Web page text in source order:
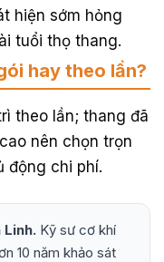
hiện sớm hỏng
tuổi thọ thang.
hay theo lần?
theo lần; thang đã
nên chọn trọn
động chi phí.
Kỹ sư cơ khí
10 năm khảo sát